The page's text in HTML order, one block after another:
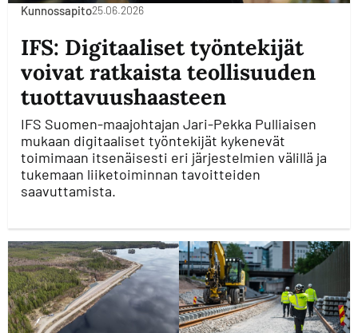
Kunnossapito25.06.2026
IFS: Digitaaliset työntekijät
voivat ratkaista teollisuuden
tuottavuushaasteen
IFS Suomen-maajohtajan Jari-Pekka Pulliaisen
mukaan digitaaliset työntekijät kykenevät
toimimaan itsenäisesti eri järjestelmien välillä ja
tukemaan liiketoiminnan tavoitteiden
saavuttamista.